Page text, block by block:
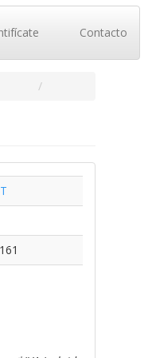
Contacto